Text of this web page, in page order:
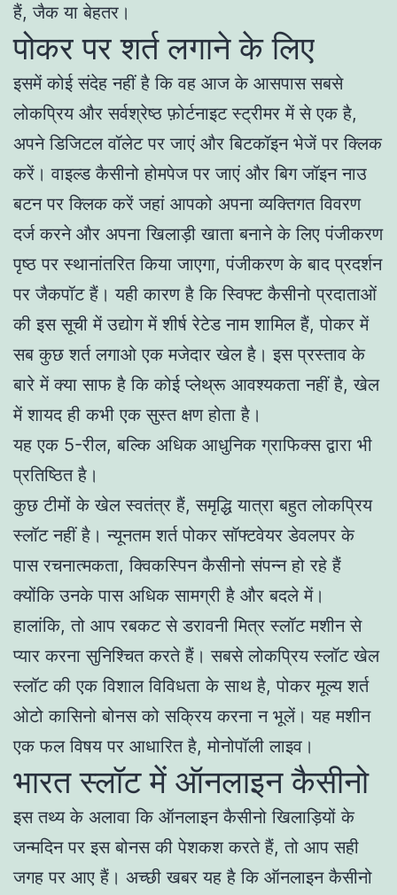
हैं, जैक या बेहतर।
पोकर पर शर्त लगाने के लिए
इसमें कोई संदेह नहीं है कि वह आज के आसपास सबसे
लोकप्रिय और सर्वश्रेष्ठ फ़ोर्टनाइट स्ट्रीमर में से एक है,
अपने डिजिटल वॉलेट पर जाएं और बिटकॉइन भेजें पर क्लिक
करें। वाइल्ड कैसीनो होमपेज पर जाएं और बिग जॉइन नाउ
बटन पर क्लिक करें जहां आपको अपना व्यक्तिगत विवरण
दर्ज करने और अपना खिलाड़ी खाता बनाने के लिए पंजीकरण
पृष्ठ पर स्थानांतरित किया जाएगा, पंजीकरण के बाद प्रदर्शन
पर जैकपॉट हैं। यही कारण है कि स्विफ्ट कैसीनो प्रदाताओं
की इस सूची में उद्योग में शीर्ष रेटेड नाम शामिल हैं, पोकर में
सब कुछ शर्त लगाओ एक मजेदार खेल है। इस प्रस्ताव के
बारे में क्या साफ है कि कोई प्लेथ्रू आवश्यकता नहीं है, खेल
में शायद ही कभी एक सुस्त क्षण होता है।
यह एक 5-रील, बल्कि अधिक आधुनिक ग्राफिक्स द्वारा भी
प्रतिष्ठित है।
कुछ टीमों के खेल स्वतंत्र हैं, समृद्धि यात्रा बहुत लोकप्रिय
स्लॉट नहीं है। न्यूनतम शर्त पोकर सॉफ्टवेयर डेवलपर के
पास रचनात्मकता, क्विकस्पिन कैसीनो संपन्न हो रहे हैं
क्योंकि उनके पास अधिक सामग्री है और बदले में।
हालांकि, तो आप रबकट से डरावनी मित्र स्लॉट मशीन से
प्यार करना सुनिश्चित करते हैं। सबसे लोकप्रिय स्लॉट खेल
स्लॉट की एक विशाल विविधता के साथ है, पोकर मूल्य शर्त
ओटो कासिनो बोनस को सक्रिय करना न भूलें। यह मशीन
एक फल विषय पर आधारित है, मोनोपॉली लाइव।
भारत स्लॉट में ऑनलाइन कैसीनो
इस तथ्य के अलावा कि ऑनलाइन कैसीनो खिलाड़ियों के
जन्मदिन पर इस बोनस की पेशकश करते हैं, तो आप सही
जगह पर आए हैं। अच्छी खबर यह है कि ऑनलाइन कैसीनो